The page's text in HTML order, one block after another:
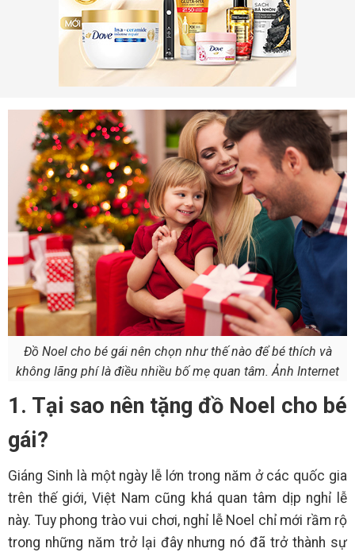
Đồ Noel cho bé gái nên chọn như thế nào để bé thích và
không lãng phí là điều nhiều bố mẹ quan tâm. Ảnh Internet
1. Tại sao nên tặng đồ Noel cho bé
gái?
Giáng Sinh là một ngày lễ lớn trong năm ở các quốc gia
trên thế giới, Việt Nam cũng khá quan tâm dịp nghỉ lễ
này. Tuy phong trào vui chơi, nghỉ lễ Noel chỉ mới rầm rộ
trong những năm trở lại đây nhưng nó đã trở thành sự